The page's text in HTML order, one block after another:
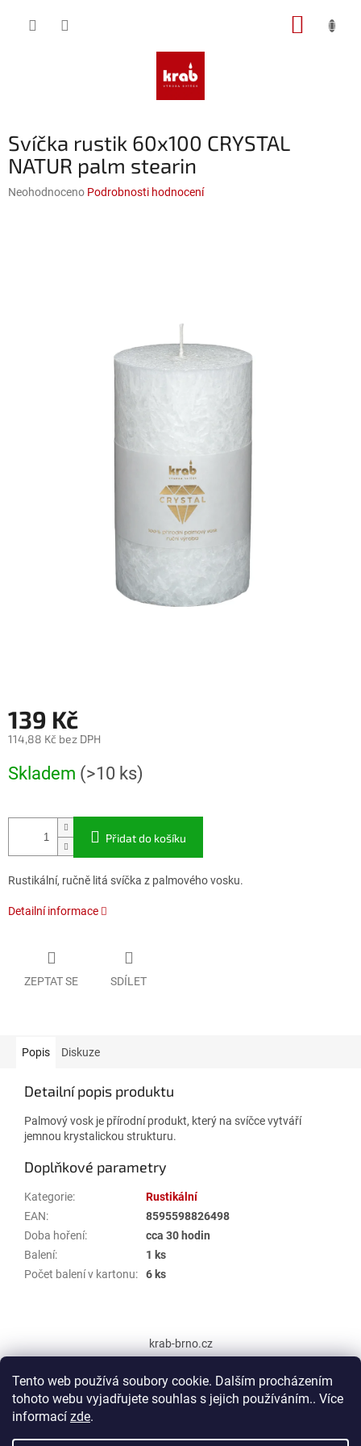
Tento web používá soubory cookie. Dalším procházením
tohoto webu vyjadřujete souhlas s jejich používáním.. Více
informací zde.
Svíčka rustik 60x100 CRYSTAL
NATUR palm stearin
Průměrné
Neohodnoceno Podrobnosti hodnocení
139 Kč
114,88 Kč bez DPH
cena:
Skladem (>10 ks)
Přidat do košíku
Rustikální, ručně litá svíčka z palmového vosku.
Detailní informace
ZEPTAT SE SDÍLET
Popis Diskuze
Detailní popis produktu
Palmový vosk je přírodní produkt, který na svíčce vytváří
jemnou krystalickou strukturu.
Doplňkové parametry
Kategorie:
Rustikální
EAN:
8595598826498
Doba hoření:
cca 30 hodin
Balení:
1 ks
Počet balení v kartonu: 6 ks
p
krab-brno.cz